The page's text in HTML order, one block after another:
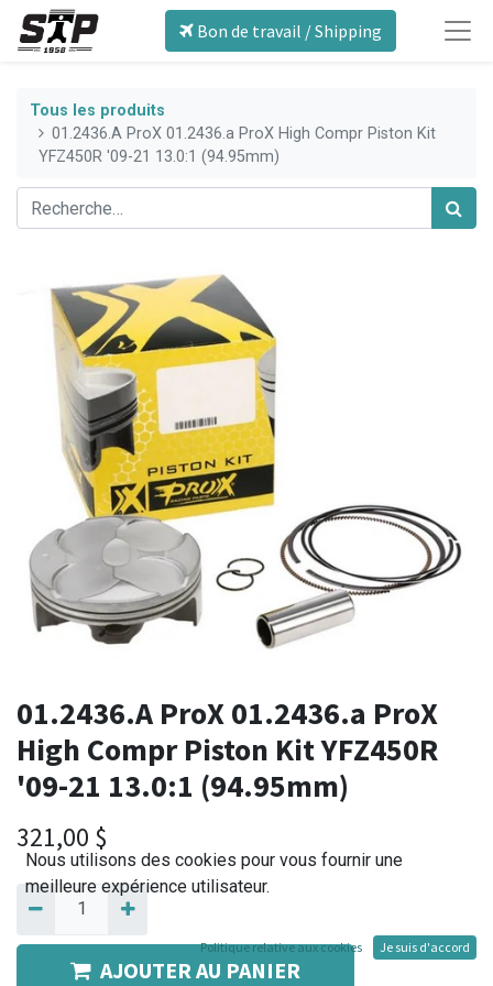
Bon de travail / Shipping
Tous les produits
01.2436.A ProX 01.2436.a ProX High Compr Piston Kit
YFZ450R '09-21 13.0:1 (94.95mm)
01.2436.A ProX 01.2436.a ProX
High Compr Piston Kit YFZ450R
'09-21 13.0:1 (94.95mm)
321,00 $
AJOUTER AU PANIER
Nous utilisons des cookies pour vous fournir une
meilleure expérience utilisateur.
Politique relative aux cookies Je suis d'accord